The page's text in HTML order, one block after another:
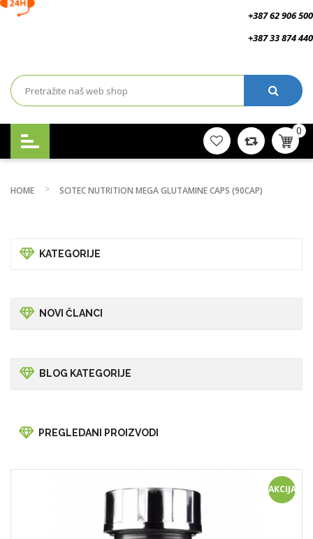
+387 62 906 500
+387 33 874 440
0
HOME SCITEC NUTRITION MEGA GLUTAMINE CAPS (90CAP)
KATEGORIJE
NOVI ČLANCI
BLOG KATEGORIJE
PREGLEDANI PROIZVODI
AKCIJA!